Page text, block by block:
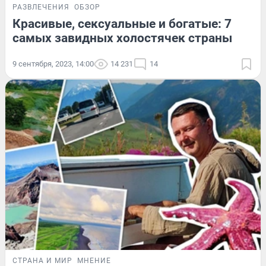
РАЗВЛЕЧЕНИЯ ОБЗОР
Красивые, сексуальные и богатые: 7
самых завидных холостячек страны
9 сентября, 2023, 14:00 14 231 14
СТРАНА И МИР МНЕНИЕ